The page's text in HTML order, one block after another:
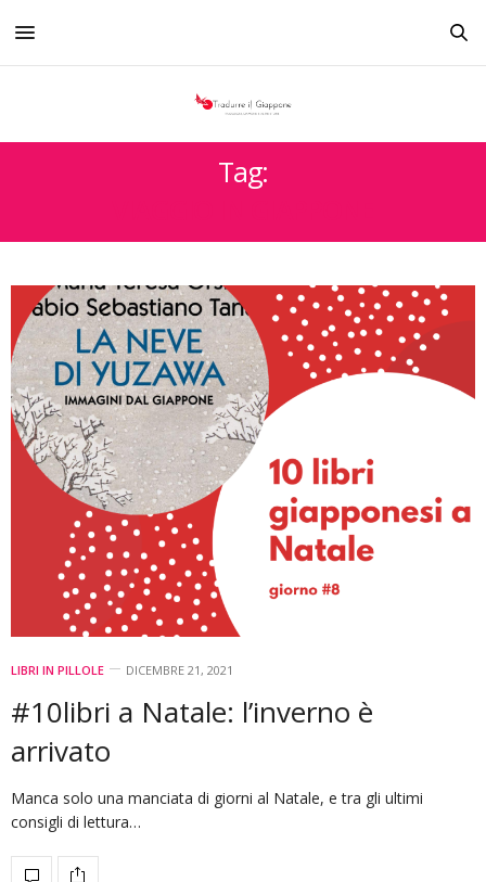
Tag:
LIBRI IN PILLOLE DICEMBRE 21, 2021
#10libri a Natale: l’inverno è
arrivato
Manca solo una manciata di giorni al Natale, e tra gli ultimi
consigli di lettura…